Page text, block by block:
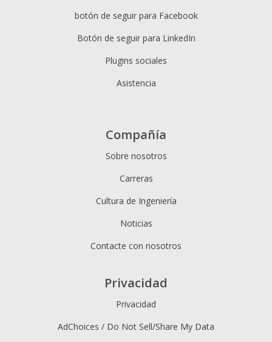
botón de seguir para Facebook
Botón de seguir para LinkedIn
Plugins sociales
Asistencia
Compañía
Sobre nosotros
Carreras
Cultura de Ingeniería
Noticias
Contacte con nosotros
Privacidad
Privacidad
AdChoices / Do Not Sell/Share My Data